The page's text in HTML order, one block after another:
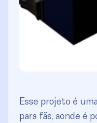
Esse projeto é
para fãs, aonde é